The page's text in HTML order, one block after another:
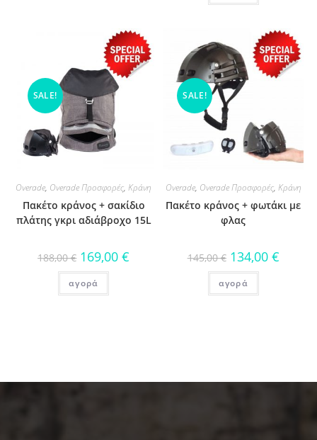
SALE!
Overade, Overade Προσφορές,Κράνη
Πακέτο κράνος + σακίδιο
πλάτης γκρι αδιάβροχο 15L
188,00€ 169,00€
αγορά
SALE!
Overade, Overade Προσφορές, Κράνη
Πακέτο κράνος + φωτάκι με
φλας
145,00€ 134,00 €
αγορά